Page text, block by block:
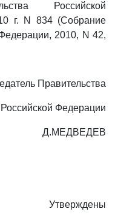
Российской
г. N 834 (Собрание
2010, N 42,
Правительства
Российской Федерации
Д.МЕДВЕДЕВ
Утверждены